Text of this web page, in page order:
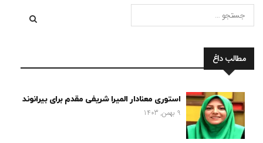
مطالب داغ
استوری معنادار المیرا شریفی مقدم برای بیرانوند
9 بهمن, 1403